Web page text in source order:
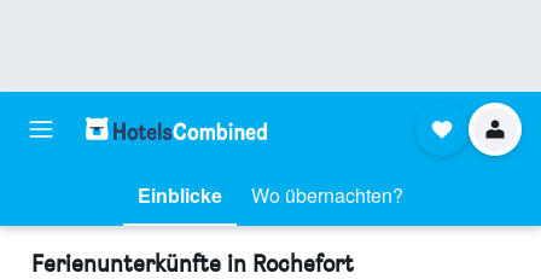
Einblicke Wo übernachten?
Ferienunterkünfte in Rochefort